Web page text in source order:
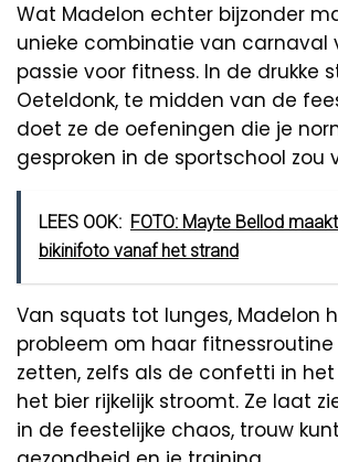
Wat Madelon echter bijzonder
unieke combinatie van carnaval
passie voor fitness. In de drukke
Oeteldonk, te midden van de
doet ze de oefeningen die je
gesproken in de sportschool zou
LEES OOK: FOTO: Mayte Bellod
bikinifoto vanaf het strand
Van squats tot lunges, Madelon
probleem om haar
zetten, zelfs als de confetti in
het bier rijkelijk stroomt. Ze laat
in de feestelijke chaos, trouw